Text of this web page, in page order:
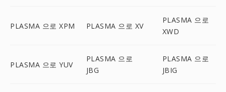
PLASMA 으로 XPM PLASMA 으로 XV
PLASMA 으로
XWD
PLASMA 으로 YUV
PLASMA 으로
JBG
PLASMA 으로
JBIG